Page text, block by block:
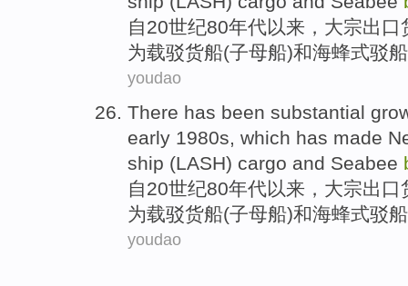
自20世纪80年代以来 ， 大宗出口
为载驳货船(子母船)和海蜂式驳船
youdao
There has been substantial
early 1980s, which has made
ship (LASH) cargo and Seabee
自20世纪80年代以来 ， 大宗出口
为载驳货船(子母船)和海蜂式驳船
youdao